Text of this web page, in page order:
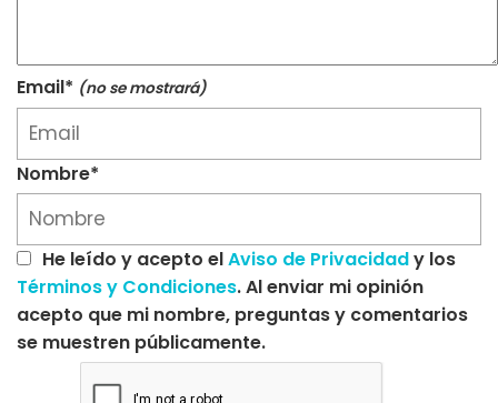
Email* (no se mostrará)
Nombre*
He leído y acepto elAviso de Privacidady los
Términos y Condiciones. Al enviar mi opinión
acepto que mi nombre, preguntas y comentarios
se muestren públicamente.